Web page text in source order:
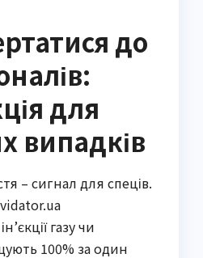
до
для
випадків
– сигнал для спеців.
газу чи
100% за один